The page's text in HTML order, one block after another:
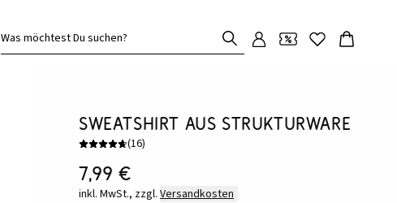
Was möchtest Du suchen?
Sweatshirt aus Strukturware
(16)
7,99 €
inkl. MwSt., zzgl. Versandkosten